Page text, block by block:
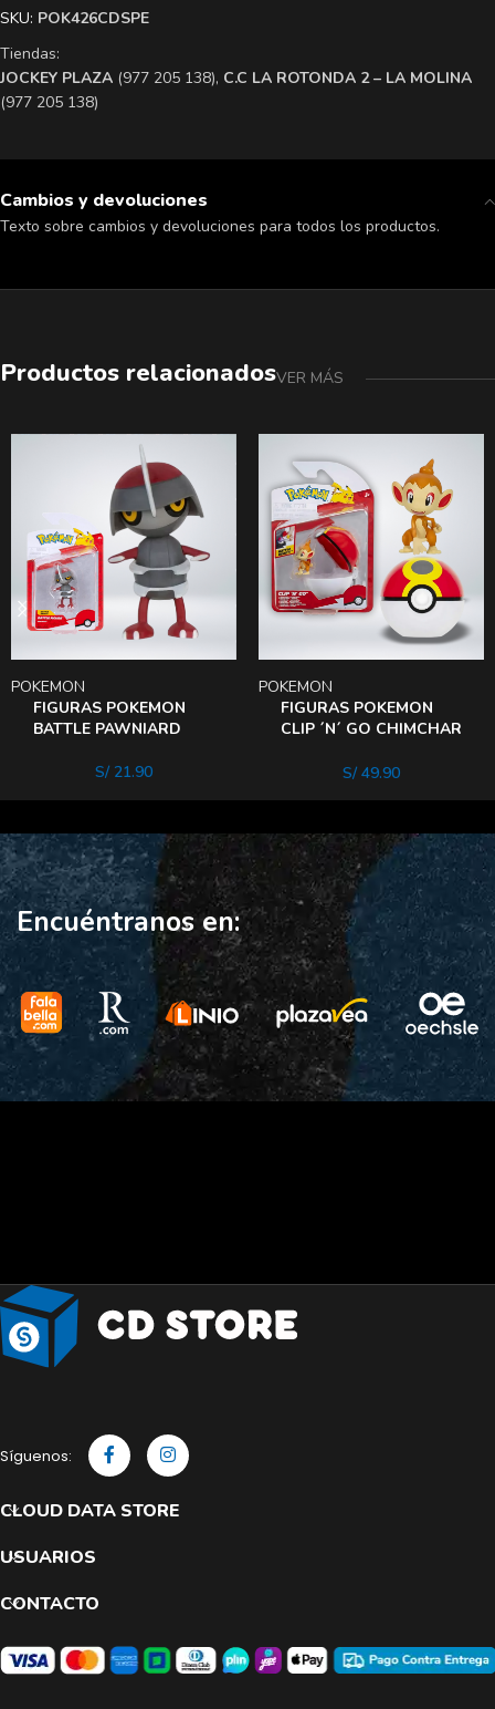
SKU: POK426CDSPE
Tiendas:
​JOCKEY PLAZA (977 205 138), ​C.C LA ROTONDA 2 – LA MOLINA
(977 205 138)
Cambios y devoluciones
Texto sobre cambios y devoluciones para todos los productos.
Productos relacionadosVER MÁS
FIGURAS POKEMON
BATTLE PAWNIARD
POKEMON
S/21.90
FIGURAS POKEMON
CLIP ´N´ GO CHIMCHAR
POKEMON
S/49.90
Encuéntranos en:
Síguenos:
CLOUD DATA STORE
USUARIOS
CONTACTO